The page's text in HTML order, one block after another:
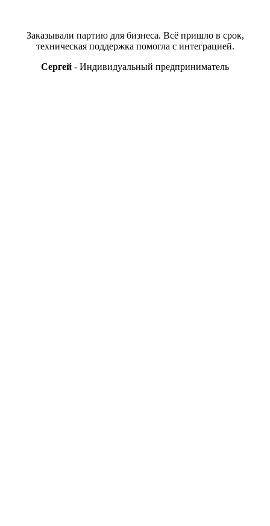
Заказывали партию для бизнеса. Всё пришло в срок,
техническая поддержка помогла с интеграцией.
Сергей
Индивидуальный предприниматель